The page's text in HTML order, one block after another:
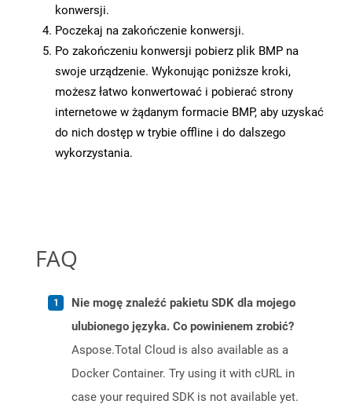
konwersji.
Poczekaj na zakończenie konwersji.
Po zakończeniu konwersji pobierz plik BMP na
swoje urządzenie. Wykonując poniższe kroki,
możesz łatwo konwertować i pobierać strony
internetowe w żądanym formacie BMP, aby uzyskać
do nich dostęp w trybie offline i do dalszego
wykorzystania.
FAQ
Nie mogę znaleźć pakietu SDK dla mojego
ulubionego języka. Co powinienem zrobić?
Aspose.Total Cloud is also available as a
Docker Container. Try using it with cURL in
case your required SDK is not available yet.